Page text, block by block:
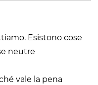
Esistono cose
neutre
vale la pena